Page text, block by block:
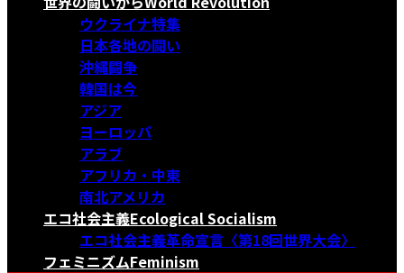
ウクライナ特集
日本各地の闘い
沖縄闘争
韓国は今
アジア
ヨーロッパ
アラブ
アフリカ・中東
南北アメリカ
エコ社会主義Ecological Socialism
エコ社会主義革命宣言〈第18回世界大会〉
フェミニズムFeminism